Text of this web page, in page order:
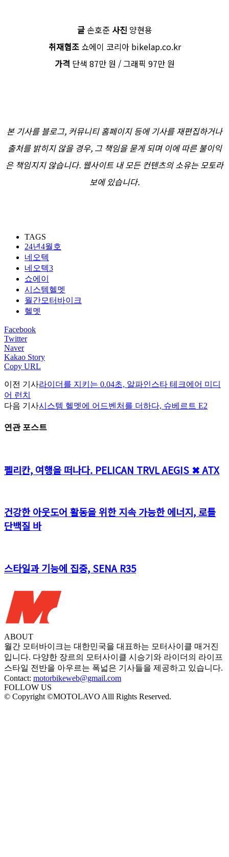
글손호준 사진 양현용
취재협조쇼에이 코리아 bikelap.co.kr
가격 단색 87만 원 / 그래픽 97만 원
본 기사를 블로그, 커뮤니티 홈페이지 등에 기사를 재편집하거나
출처를 밝히지 않을 경우, 그 책임을 묻게 되며 이에 따른 불이익
은 책임지지 않습니다. 웹사이트 내 모든 컨텐츠의 소유는 모토라
보에 있습니다.
TAGS
24년4월호
네오텍
네오텍3
쇼에이
시스템헬멧
월간모터바이크
헬멧
Facebook
Twitter
Naver
Kakao Story
Copy URL
이전 기사라이더를 지키는 0.04초, 알파인스타 테크에어 미디
어 런치
다음 기사시스템 헬멧에 어드벤처를 더하다, 슈베르트 E2
연관 포스트
펠리칸, 여행을 떠나다. PELICAN TRVL AEGIS ✖ ATX
건강한 아웃도어 활동을 위한 지속 가능한 에너지, 로틀
단백질 바
스타일과 기능에 집중, SENA R35
ABOUT
월간 모터바이크는 대한민국을 대표하는 모터사이클 매거진
입니다. 다양한 장르의 모터사이클 시승기와 라이더의 라이프
스타일 전반을 아우르는 폭넓은 기사들을 제공하고 있습니다.
Contact: motorbikeweb@gmail.com
FOLLOW US
© Copyright ©MOTOLAVO Alll Rights Reserved.